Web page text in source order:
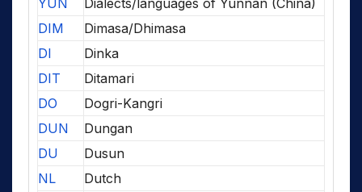
YUN
Dialects/languages of Yunnan (China)
DIM
Dimasa/Dhimasa
DI
Dinka
DIT
Ditamari
DO
Dogri-Kangri
DUN
Dungan
DU
Dusun
NL
Dutch